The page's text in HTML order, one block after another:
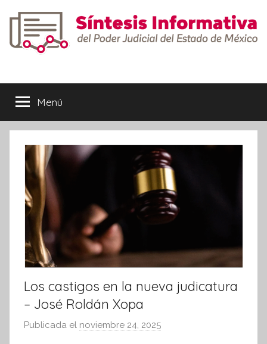
contenido
Menú
Los castigos en la nueva judicatura
– José Roldán Xopa
Publicada el noviembre 24, 2025